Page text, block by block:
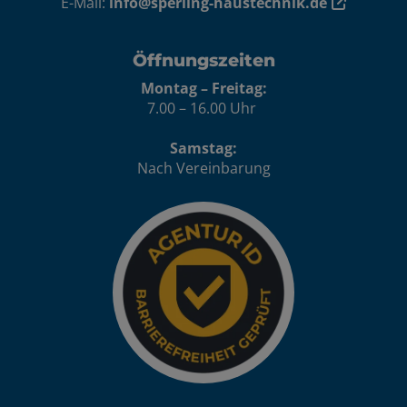
Öffnungszeiten
Montag – Freitag:
7.00 – 16.00 Uhr
Samstag:
Nach Vereinbarung